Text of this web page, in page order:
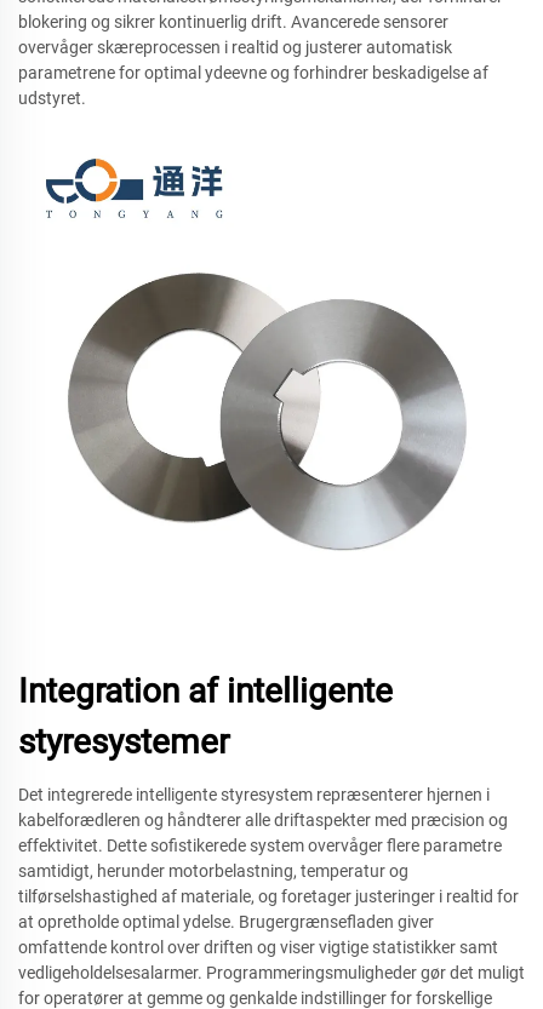
blokering og sikrer kontinuerlig drift. Avancerede sensorer
overvåger skæreprocessen i realtid og justerer automatisk
parametrene for optimal ydeevne og forhindrer beskadigelse af
udstyret.
Integration af intelligente
styresystemer
Det integrerede intelligente styresystem repræsenterer hjernen i
kabelforædleren og håndterer alle driftaspekter med præcision og
effektivitet. Dette sofistikerede system overvåger flere parametre
samtidigt, herunder motorbelastning, temperatur og
tilførselshastighed af materiale, og foretager justeringer i realtid for
at opretholde optimal ydelse. Brugergrænsefladen giver
omfattende kontrol over driften og viser vigtige statistikker samt
vedligeholdelsesalarmer. Programmeringsmuligheder gør det muligt
for operatører at gemme og genkalde indstillinger for forskellige